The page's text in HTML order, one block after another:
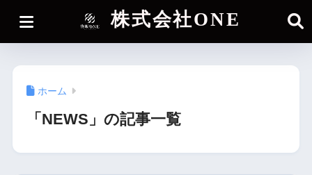
株式会社ONE
ホーム
「NEWS」の記事一覧